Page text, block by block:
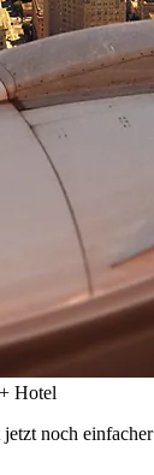
Hotel
noch einfacher